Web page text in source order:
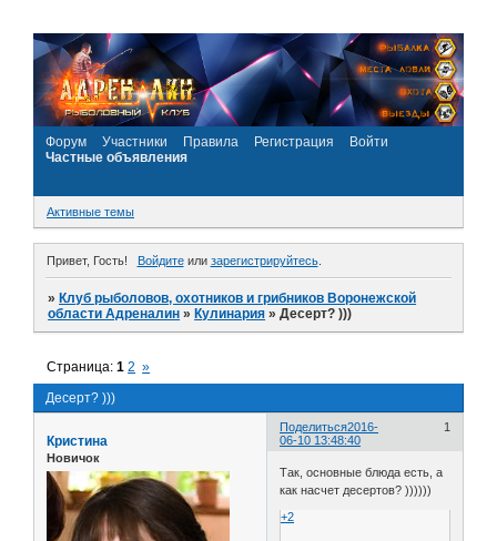
Форум Участники Правила Регистрация
Войти
Частные объявления
Активные темы
Привет, Гость! Войдитеили зарегистрируйтесь.
»Клуб рыболовов, охотников и грибников Воронежской
области Адреналин »Кулинария »Десерт? )))
Десерт? )))
Страница:1 2 »
Поделиться 1
2016-
06-10 13:48:40
Кристина
Новичок
Так, основные блюда есть, а
как насчет десертов? ))))))
+2